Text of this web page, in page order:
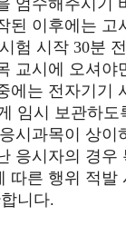
엄수해주시기
된 이후에는 고
험 시작 30분
교시에 오셔야
에는 전자기기
임시 보관하도
시과목이 상
응시자의 경
따른 행위 적발
니다.